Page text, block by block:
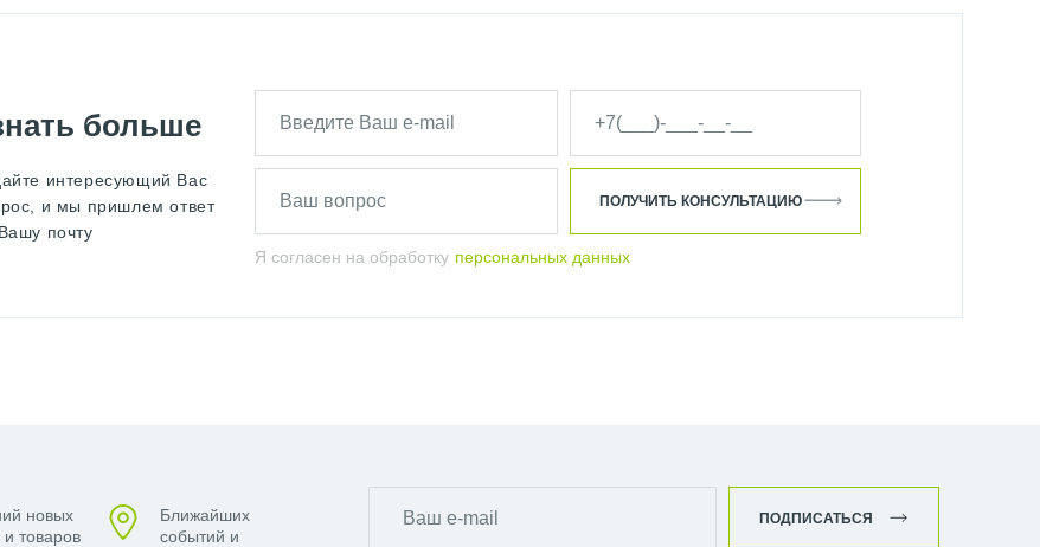
больше
интересующий Вас
и мы пришлем ответ
почту
Я согласен на обработку персональных данных
ПОЛУЧИТЬ КОНСУЛЬТАЦИЮ
новых
и товаров
Ближайших
событий и
ПОДПИСАТЬСЯ